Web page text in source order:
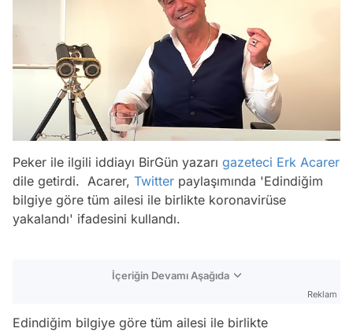
Peker ile ilgili iddiayı BirGün yazarı gazeteci Erk Acarer
dile getirdi. Acarer, Twitter paylaşımında 'Edindiğim
bilgiye göre tüm ailesi ile birlikte koronavirüse
yakalandı' ifadesini kullandı.
İçeriğin Devamı Aşağıda
Reklam
Edindiğim bilgiye göre tüm ailesi ile birlikte